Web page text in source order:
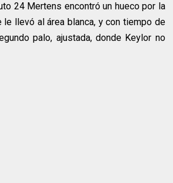
24 Mertens encontró un hueco por la
le llevó al área blanca, y con tiempo de
palo, ajustada, donde Keylor no